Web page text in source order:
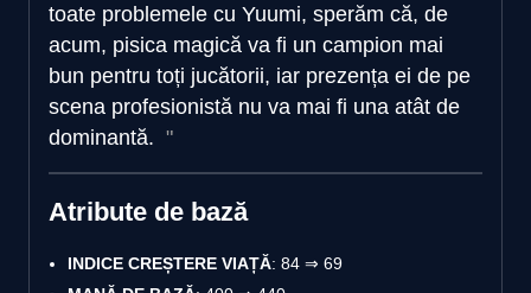
toate problemele cu Yuumi, sperăm că, de
acum, pisica magică va fi un campion mai
bun pentru toți jucătorii, iar prezența ei de pe
scena profesionistă nu va mai fi una atât de
dominantă.
Atribute de bază
INDICE CREȘTERE VIAȚĂ: 84 ⇒ 69